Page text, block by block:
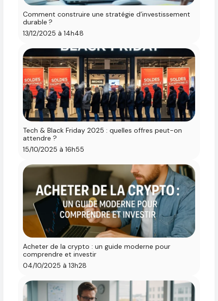
Comment construire une stratégie d’investissement
durable ?
13/12/2025 à 14h48
Tech & Black Friday 2025 : quelles offres peut-on
attendre ?
15/10/2025 à 16h55
Acheter de la crypto : un guide moderne pour
comprendre et investir
04/10/2025 à 13h28